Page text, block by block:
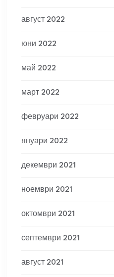
август 2022
юни 2022
май 2022
март 2022
февруари 2022
януари 2022
декември 2021
ноември 2021
октомври 2021
септември 2021
август 2021